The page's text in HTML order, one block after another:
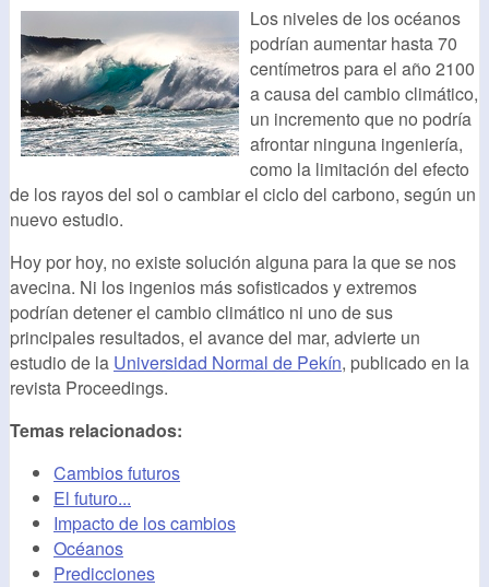
Los niveles de los océanos
podrían aumentar hasta 70
centímetros para el año 2100
a causa del cambio climático,
un incremento que no podría
afrontar ninguna ingeniería,
como la limitación del efecto
de los rayos del sol o cambiar el ciclo del carbono, según un
nuevo estudio.
Hoy por hoy, no existe solución alguna para la que se nos
avecina. Ni los ingenios más sofisticados y extremos
podrían detener el cambio climático ni uno de sus
principales resultados, el avance del mar, advierte un
estudio de la Universidad Normal de Pekín, publicado en la
revista Proceedings.
Temas relacionados:
Cambios futuros
El futuro...
Impacto de los cambios
Océanos
Predicciones